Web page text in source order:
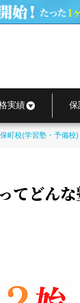
実績 保
町校(学習塾・予備校)
ってど